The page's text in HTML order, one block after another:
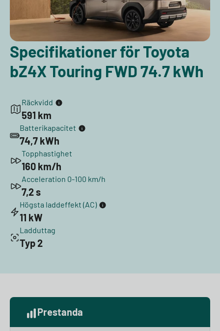
Specifikationer för Toyota
bZ4X Touring FWD 74.7 kWh
Räckvidd
591 km
Batterikapacitet
74,7 kWh
Topphastighet
160 km/h
Acceleration 0-100 km/h
7,2 s
Högsta laddeffekt (AC)
11 kW
Ladduttag
Typ 2
Prestanda